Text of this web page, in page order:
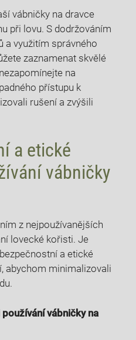
vábničky na dravce
při lovu. S dodržováním
a využitím správného
zaznamenat skvělé
na
přístupu k
rušení a zvýšili
a etické
vábničky
z nejpoužívanějších
lovecké kořisti. Je
a etické
abychom minimalizovali
vábničky na